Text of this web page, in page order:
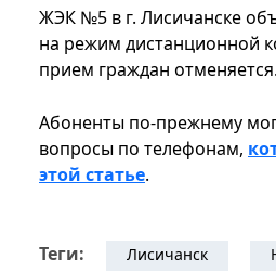
ЖЭК №5 в г. Лисичанске
на режим дистанционной
прием граждан отменяется.
Абоненты по-прежнему
вопросы по телефонам,
этой статье.
Теги: Лисичанск